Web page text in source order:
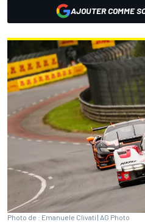
AJOUTER COMME
Photo de : Emanuele Clivati | AG Photo